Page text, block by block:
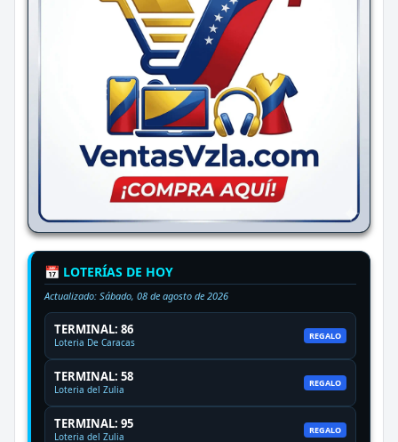
📅 LOTERÍAS DE HOY
Actualizado: Sábado, 08 de agosto de 2026
TERMINAL: 86
Loteria De Caracas
REGALO
TERMINAL: 58
Loteria del Zulia
REGALO
TERMINAL: 95
Loteria del Zulia
REGALO